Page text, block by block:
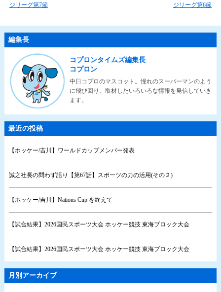
ジリーグ第7節
ジリーグ第6節
編集長
コプロンタイムズ編集長
コプロン
中日コプロのマスコット。憧れのスーパーマンのよう
に飛び回り、取材したいろいろな情報を発信していき
ます。
最近の投稿
【ホッケー/吉川】ワールドカップメンバー発表
誠之社長の問わず語り【第67話】スポーツの力の活用(その２)
【ホッケー/吉川】Nations Cup を終えて
【試合結果】2026国民スポーツ大会 ホッケー競技 東海ブロック大会
【試合結果】2026国民スポーツ大会 ホッケー競技 東海ブロック大会
月別アーカイブ